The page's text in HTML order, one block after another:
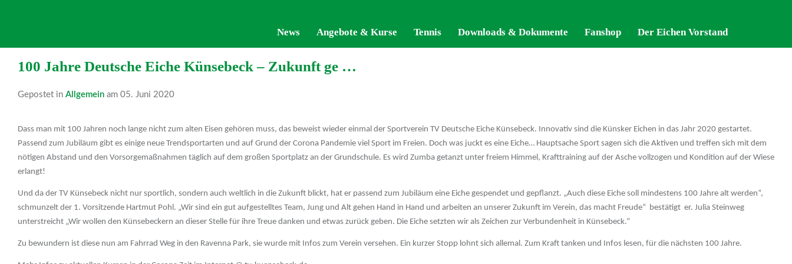
News Angebote & Kurse Tennis Downloads & Dokumente Fanshop Der Eichen Vorstand
News Angebote & Kurse Tennis Downloads & Dokumente Fanshop Der Eichen Vorstand
100 Jahre Deutsche Eiche Künsebeck – Zukunft ge …
Gepostet in Allgemein am 05. Juni 2020
Dass man mit 100 Jahren noch lange nicht zum alten Eisen gehören muss, das beweist wieder einmal der Sportverein TV Deutsche Eiche Künsebeck. Innovativ sind die Künsker Eichen in das Jahr 2020 gestartet.
Passend zum Jubiläum gibt es einige neue Trendsportarten und auf Grund der Corona Pandemie viel Sport im Freien. Doch was juckt es eine Eiche… Hauptsache Sport sagen sich die Aktiven und treffen sich mit dem
nötigen Abstand und den Vorsorgemaßnahmen täglich auf dem großen Sportplatz an der Grundschule. Es wird Zumba getanzt unter freiem Himmel, Krafttraining auf der Asche vollzogen und Kondition auf der Wiese
erlangt!
Und da der TV Künsebeck nicht nur sportlich, sondern auch weltlich in die Zukunft blickt, hat er passend zum Jubiläum eine Eiche gespendet und gepflanzt. „Auch diese Eiche soll mindestens 100 Jahre alt werden“,
schmunzelt der 1. Vorsitzende Hartmut Pohl. „Wir sind ein gut aufgestelltes Team, Jung und Alt gehen Hand in Hand und arbeiten an unserer Zukunft im Verein, das macht Freude“ bestätigt er. Julia Steinweg
unterstreicht „Wir wollen den Künsebeckern an dieser Stelle für ihre Treue danken und etwas zurück geben. Die Eiche setzten wir als Zeichen zur Verbundenheit in Künsebeck.“
Zu bewundern ist diese nun am Fahrrad Weg in den Ravenna Park, sie wurde mit Infos zum Verein versehen. Ein kurzer Stopp lohnt sich allemal. Zum Kraft tanken und Infos lesen, für die nächsten 100 Jahre.